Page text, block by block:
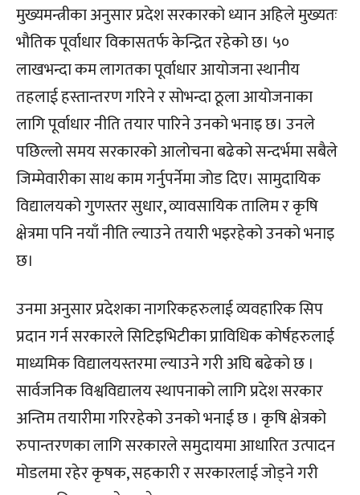
मुख्यमन्त्रीका अनुसार प्रदेश सरकारको ध्यान अहिले मुख्यतः
भौतिक पूर्वाधार विकासतर्फ केन्द्रित रहेको छ। ५०
लाखभन्दा कम लागतका पूर्वाधार आयोजना स्थानीय
तहलाई हस्तान्तरण गरिने र सोभन्दा ठूला आयोजनाका
लागि पूर्वाधार नीति तयार पारिने उनको भनाइ छ। उनले
पछिल्लो समय सरकारको आलोचना बढेको सन्दर्भमा सबैले
जिम्मेवारीका साथ काम गर्नुपर्नेमा जोड दिए। सामुदायिक
विद्यालयको गुणस्तर सुधार, व्यावसायिक तालिम र कृषि
क्षेत्रमा पनि नयाँ नीति ल्याउने तयारी भइरहेको उनको भनाइ
छ।
उनमा अनुसार प्रदेशका नागरिकहरुलाई व्यवहारिक सिप
प्रदान गर्न सरकारले सिटिइभिटीका प्राविधिक कोर्षहरुलाई
माध्यमिक विद्यालयस्तरमा ल्याउने गरी अघि बढेको छ ।
सार्वजनिक विश्वविद्यालय स्थापनाको लागि प्रदेश सरकार
अन्तिम तयारीमा गरिरहेको उनको भनाई छ । कृषि क्षेत्रको
रुपान्तरणका लागि सरकारले समुदायमा आधारित उत्पादन
मोडलमा रहेर कृषक, सहकारी र सरकारलाई जोड्ने गरी